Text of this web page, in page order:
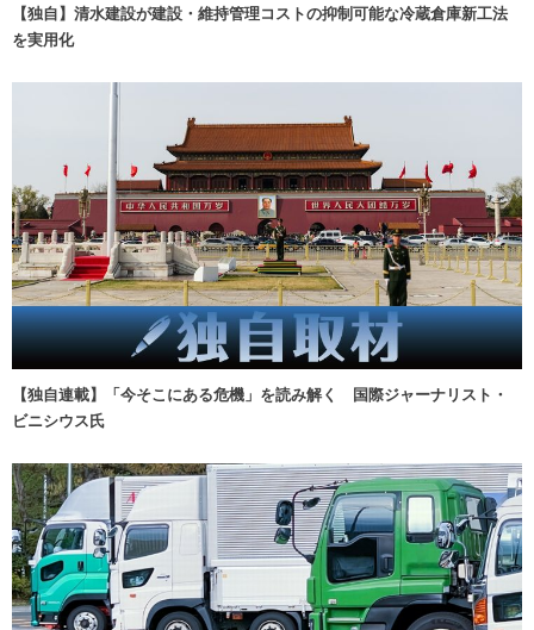
【独自】清水建設が建設・維持管理コストの抑制可能な冷蔵倉庫新工法
を実用化
【独自連載】「今そこにある危機」を読み解く 国際ジャーナリスト・
ビニシウス氏